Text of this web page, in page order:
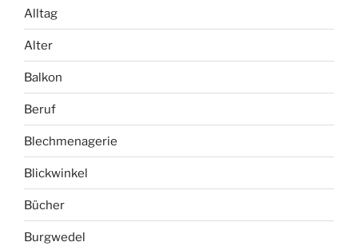
Balkon
Beruf
Blechmenagerie
Blickwinkel
Bücher
Burgwedel
Camping
Chaosgärntnerinnen